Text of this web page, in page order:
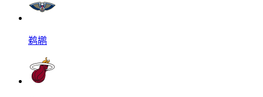
鹈鹕